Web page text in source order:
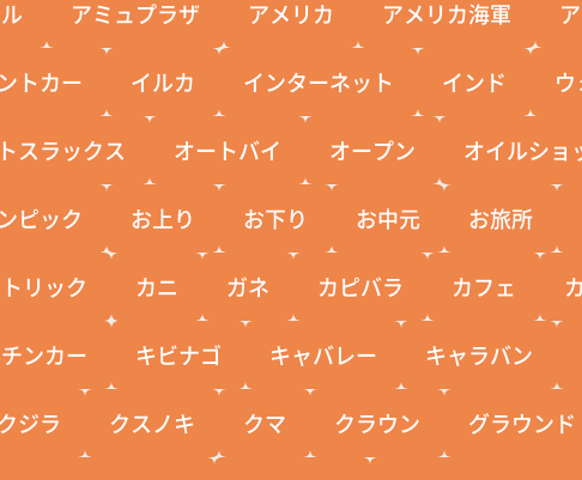
アミュプラザ アメリカ アメリカ海軍
トカー イルカ インターネット インド
スラックス オートバイ オープン オイルショ
ピック お上り お下り お中元 お旅所
リック カニ ガネ カピバラ カフェ
ンカー キビナゴ キャバレー キャラバン
ジラ クスノキ クマ クラウン グラウンド